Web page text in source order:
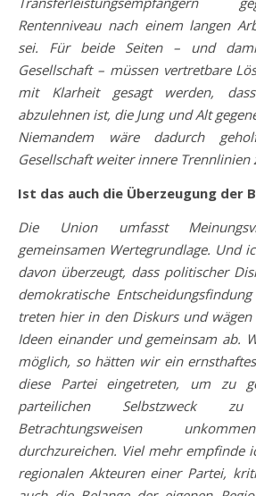
Rentenniveau nach einem langen
sei. Für beide Seiten – und
Gesellschaft – müssen vertretbare
mit Klarheit gesagt werden,
abzulehnen ist, die Jung und Alt
Niemandem wäre dadurch
Gesellschaft weiter innere Trennlinien
Ist das auch die Überzeugung der
Die Union umfasst
gemeinsamen Wertegrundlage. Und
davon überzeugt, dass politischer
demokratische
treten hier in den Diskurs und
Ideen einander und gemeinsam ab.
möglich, so hätten wir ein
diese Partei eingetreten, um zu
parteilichen Selbstzweck
Betrachtungsweisen
durchzureichen. Viel mehr empfinde
regionalen Akteuren einer Partei,